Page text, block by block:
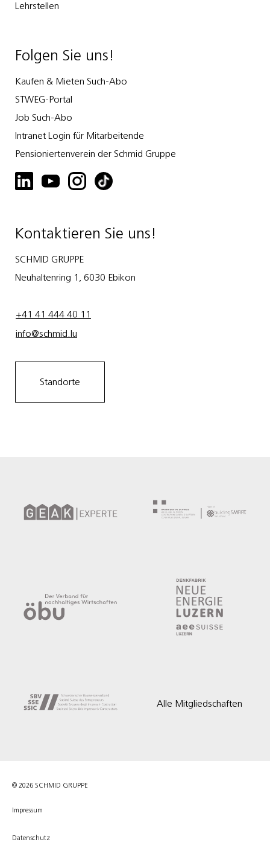
Lehrstellen
Folgen Sie uns!
Kaufen & Mieten Such-Abo
STWEG-Portal
Job Such-Abo
Intranet Login für Mitarbeitende
Pensioniertenverein der Schmid Gruppe
Kontaktieren Sie uns!
SCHMID GRUPPE
Neuhaltenring 1, 6030 Ebikon
+41 41 444 40 11
info@schmid.lu
Standorte
Alle Mitgliedschaften
© 2026 SCHMID GRUPPE
Impressum
Datenschutz